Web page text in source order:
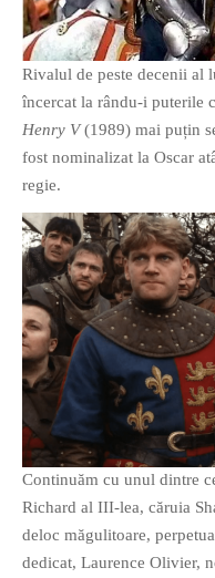
Rivalul de peste decenii al
încercat la rându-i puterile
Henry V(1989) mai puțin
fost nominalizat la Oscar
regie.
Continuăm cu unul dintre
Richard al III-lea, căruia
deloc măgulitoare,
dedicat, Laurence Olivier,